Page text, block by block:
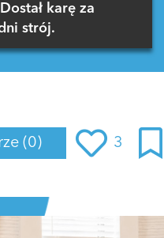
karę za
strój.
(0) 3